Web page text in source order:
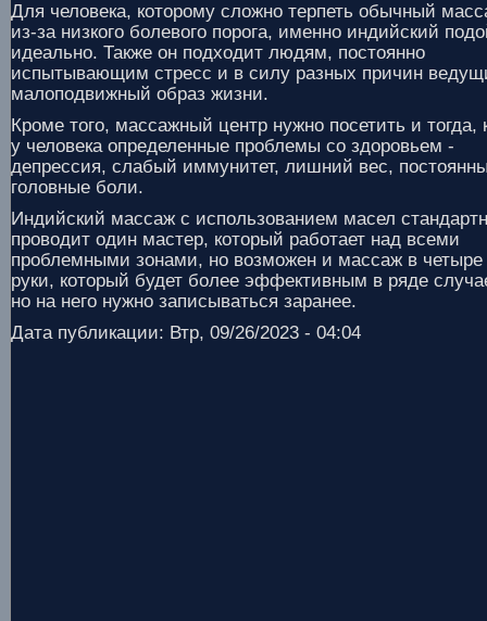
Для человека, которому сложно терпеть обычный
из-за низкого болевого порога, именно индийский
идеально. Также он подходит людям, постоянно
испытывающим стресс и в силу разных причин
малоподвижный образ жизни.
Кроме того, массажный центр нужно посетить и тогда,
у человека определенные проблемы со здоровьем -
депрессия, слабый иммунитет, лишний вес,
головные боли.
Индийский массаж с использованием масел
проводит один мастер, который работает над всеми
проблемными зонами, но возможен и массаж в четыре
руки, который будет более эффективным в ряде
но на него нужно записываться заранее.
Дата публикации: Втр, 09/26/2023 - 04:04